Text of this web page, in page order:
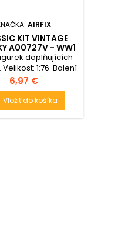
AIRFIX
KIT VINTAGE
A00727V - WW1
INFANTRY (1:76)
doplňujících
1:76. Balení
obsahuje: 48
dílků.
Cena
6,97 €
Vložiť do košíka